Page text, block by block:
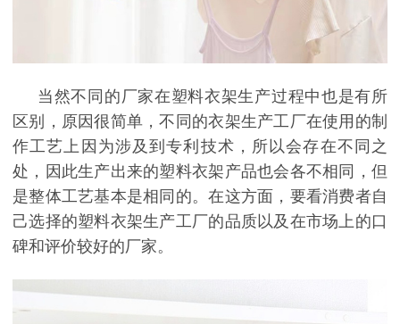
当然不同的厂家在塑料衣架生产过程中也是有所
区别，原因很简单，不同的衣架生产工厂在使用的制
作工艺上因为涉及到专利技术，所以会存在不同之
处，因此生产出来的塑料衣架产品也会各不相同，但
是整体工艺基本是相同的。在这方面，要看消费者自
己选择的塑料衣架生产工厂的品质以及在市场上的口
碑和评价较好的厂家。